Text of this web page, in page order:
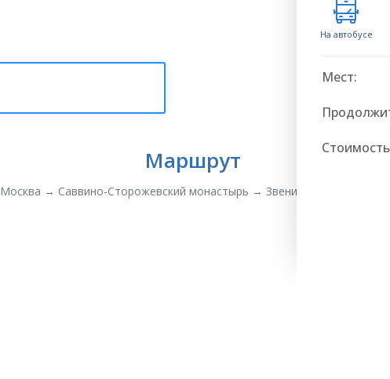
На автобусе
Мест:
Маршрут
Москва → Саввино-Сторожевский монастырь → Звенигород → Москва